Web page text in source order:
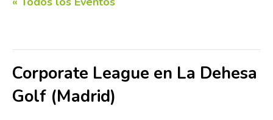
Corporate League en La Dehesa
Golf (Madrid)